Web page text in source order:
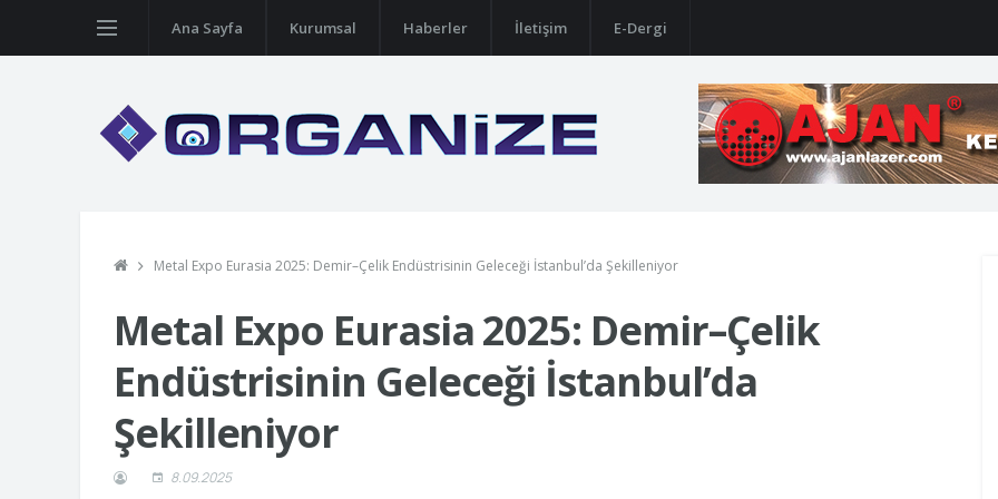
Ana Sayfa Kurumsal Haberler İletişim E-Dergi
Metal Expo Eurasia 2025: Demir–Çelik Endüstrisinin Geleceği İstanbul’da Şekilleniyor
Metal Expo Eurasia 2025: Demir–Çelik
Endüstrisinin Geleceği İstanbul’da
Şekilleniyor
8.09.2025